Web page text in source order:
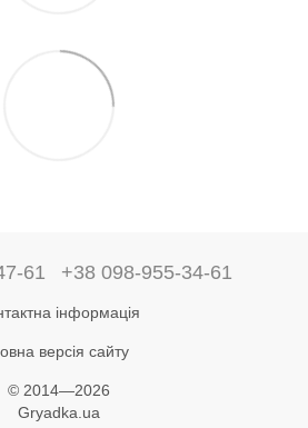
61 +38 098-955-34-61
інформація
версія сайту
© 2014—2026
Gryadka.ua